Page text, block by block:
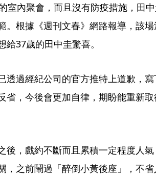
室內聚會，而且沒有防疫措施，田
。根據《週刊文春》網路報導，該
37歲的田中圭驚喜。
透過經紀公司的官方推特上道歉，
省，今後會更加自律，期盼能重新
後，戲約不斷而且累積一定程度人
，之前鬧過「醉倒小黃後座」，不